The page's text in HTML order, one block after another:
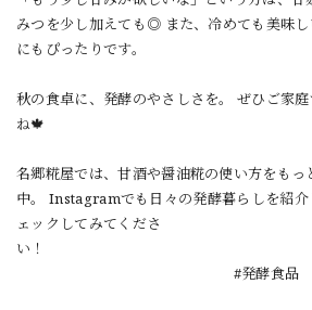
みつを少し加えても◎ また、冷めても美味
にもぴったりです。
秋の食卓に、発酵のやさしさを。 ぜひご家
ね🍁
名郷糀屋では、甘酒や醤油糀の使い方をも
中。 Instagramでも日々の発酵暮らしを紹
ェックしてみてくださ
い
#発酵食品